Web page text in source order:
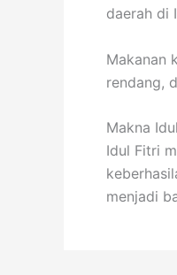
daerah di
Makanan
rendang,
Makna
Idul Fitri
menjadi